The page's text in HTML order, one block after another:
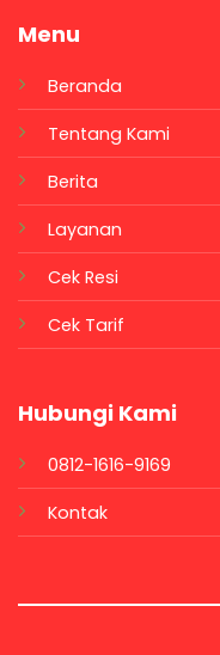
Menu
Beranda
Tentang Kami
Berita
Layanan
Cek Resi
Cek Tarif
Hubungi Kami
0812-1616-9169
Kontak